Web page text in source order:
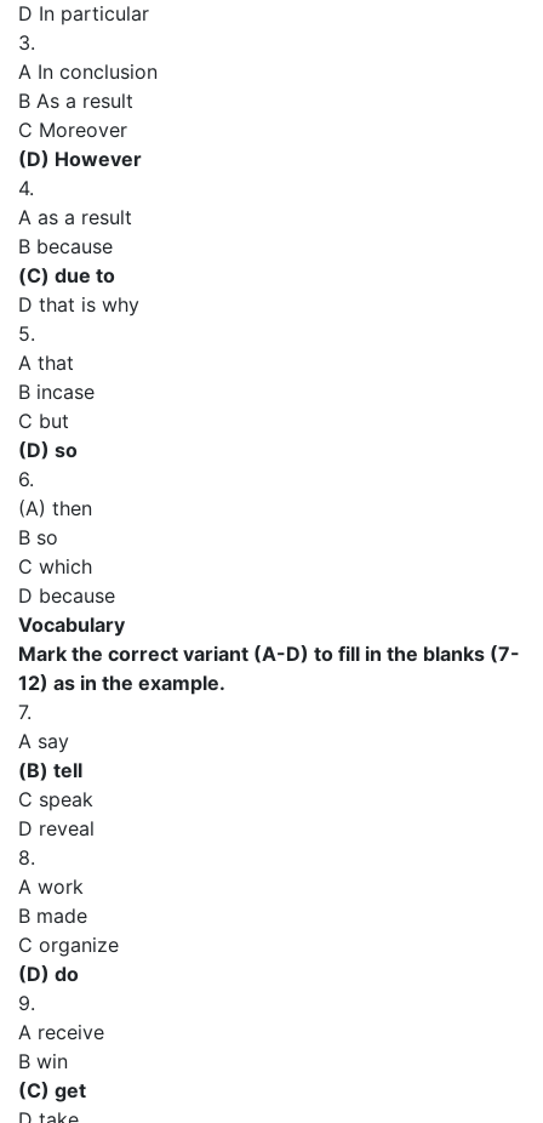
D In particular
3.
A In conclusion
В As a result
C Moreover
(D) However
4.
A as a result
В because
(С) due to
D that is why
5.
A that
В incase
C but
(D) so
6.
(A) then
В so
C which
D because
Vocabulary
Mark the correct variant (A-D) to fill in the blanks (7-
12) as in the example.
7.
A say
(В) tell
C speak
D reveal
8.
A work
В made
C organize
(D) do
9.
A receive
В win
(C) get